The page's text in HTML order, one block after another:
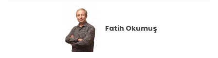
Fatih Okumuş